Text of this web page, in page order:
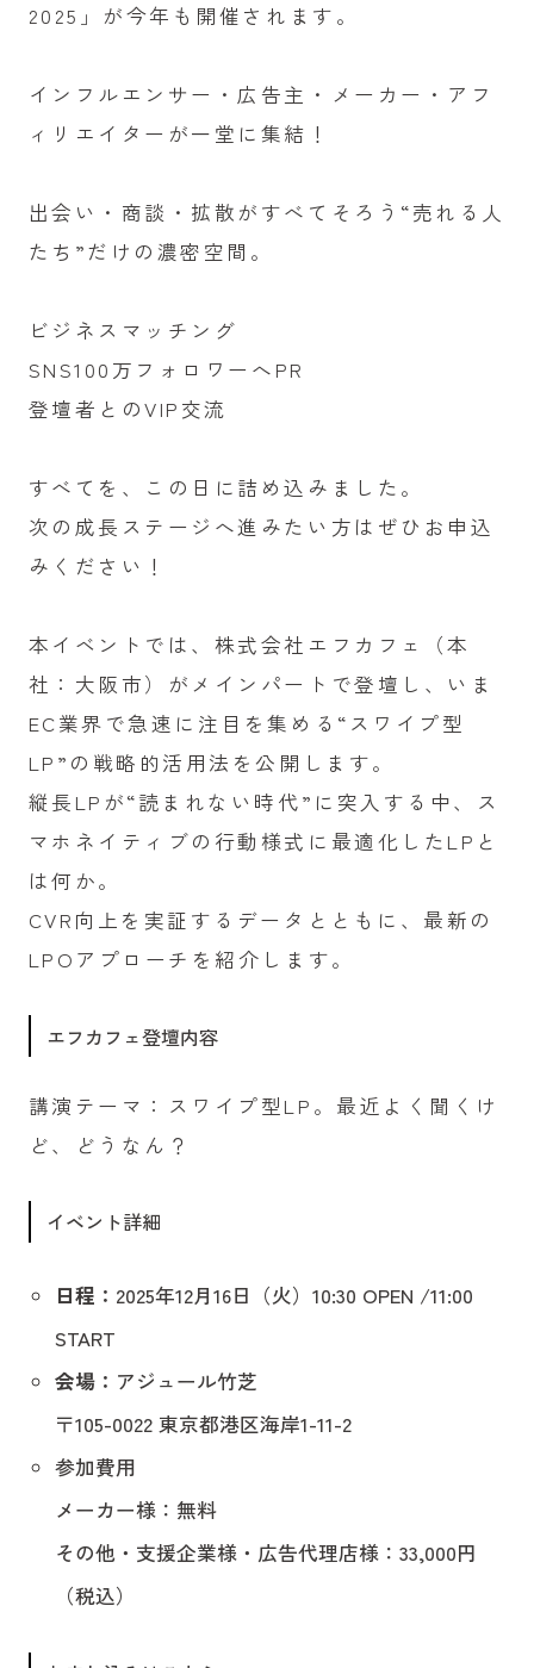
2025」が今年も開催されます。
インフルエンサー・広告主・メーカー・アフ
ィリエイターが一堂に集結！
出会い・商談・拡散がすべてそろう“売れる人
たち”だけの濃密空間。
ビジネスマッチング
SNS100万フォロワーへPR
登壇者とのVIP交流
すべてを、この日に詰め込みました。
次の成長ステージへ進みたい方はぜひお申込
みください！
本イベントでは、株式会社エフカフェ（本
社：大阪市）がメインパートで登壇し、いま
EC業界で急速に注目を集める“スワイプ型
LP”の戦略的活用法を公開します。
縦長LPが“読まれない時代”に突入する中、ス
マホネイティブの行動様式に最適化したLPと
は何か。
CVR向上を実証するデータとともに、最新の
LPOアプローチを紹介します。
エフカフェ登壇内容
講演テーマ：スワイプ型LP。最近よく聞くけ
ど、どうなん？
イベント詳細
日程： 2025年12月16日（火）10:30 OPEN /11:00
START
会場： アジュール竹芝
〒105-0022 東京都港区海岸1-11-2
参加費用
メーカー様：無料
その他・支援企業様・広告代理店様：33,000円
（税込）